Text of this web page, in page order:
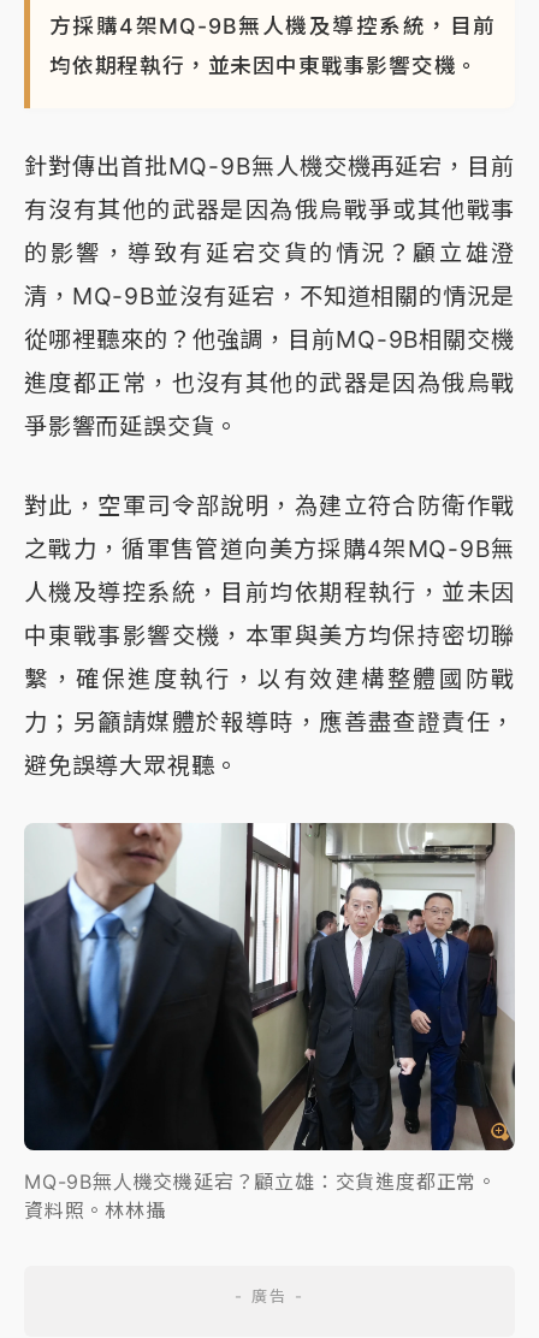
方採購4架MQ-9B無人機及導控系統，目前
均依期程執行，並未因中東戰事影響交機。
針對傳出首批MQ-9B無人機交機再延宕，目前
有沒有其他的武器是因為俄烏戰爭或其他戰事
的影響，導致有延宕交貨的情況？顧立雄澄
清，MQ-9B並沒有延宕，不知道相關的情況是
從哪裡聽來的？他強調，目前MQ-9B相關交機
進度都正常，也沒有其他的武器是因為俄烏戰
爭影響而延誤交貨。
對此，空軍司令部說明，為建立符合防衛作戰
之戰力，循軍售管道向美方採購4架MQ-9B無
人機及導控系統，目前均依期程執行，並未因
中東戰事影響交機，本軍與美方均保持密切聯
繫，確保進度執行，以有效建構整體國防戰
力；另籲請媒體於報導時，應善盡查證責任，
避免誤導大眾視聽。
MQ-9B無人機交機延宕？顧立雄：交貨進度都正常。
資料照。林林攝